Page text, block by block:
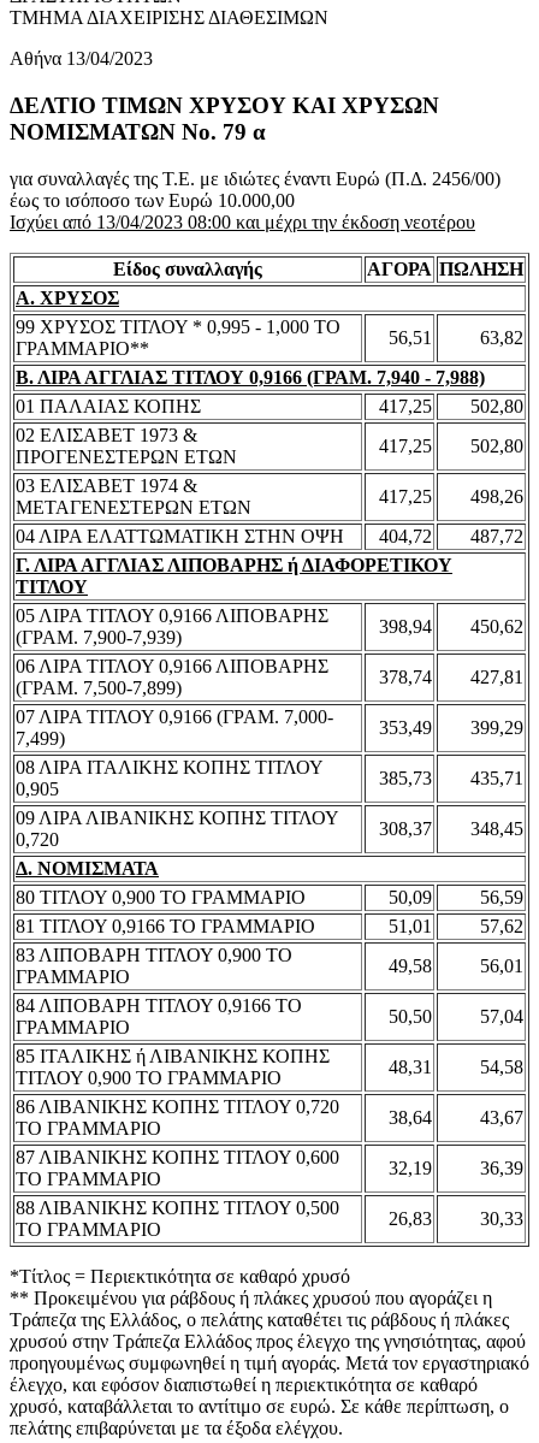
ΤΜΗΜΑ ΔΙΑΧΕΙΡΙΣΗΣ ΔΙΑΘΕΣΙΜΩΝ
Αθήνα 13/04/2023
ΔΕΛΤΙΟ ΤΙΜΩΝ ΧΡΥΣΟΥ ΚΑΙ ΧΡΥΣΩΝ
ΝΟΜΙΣΜΑΤΩΝ No. 79 α
για συναλλαγές της Τ.Ε. με ιδιώτες έναντι Ευρώ (Π.Δ. 2456/00)
έως το ισόποσο των Ευρώ 10.000,00
Ισχύει από 13/04/2023 08:00 και μέχρι την έκδοση νεοτέρου
Είδος συναλλαγής ΑΓΟΡΑ ΠΩΛΗΣΗ
Α. ΧΡΥΣΟΣ
99 ΧΡΥΣΟΣ ΤΙΤΛΟΥ * 0,995 - 1,000 ΤΟ
ΓΡΑΜΜΑΡΙΟ**
56,51
63,82
Β. ΛΙΡΑ ΑΓΓΛΙΑΣ ΤΙΤΛΟΥ 0,9166 (ΓΡΑΜ. 7,940 - 7,988)
01 ΠΑΛΑΙΑΣ ΚΟΠΗΣ
417,25
502,80
02 ΕΛΙΣΑΒΕΤ 1973 &
ΠΡΟΓΕΝΕΣΤΕΡΩΝ ΕΤΩΝ
417,25
502,80
03 ΕΛΙΣΑΒΕΤ 1974 &
ΜΕΤΑΓΕΝΕΣΤΕΡΩΝ ΕΤΩΝ
417,25
498,26
04 ΛΙΡΑ ΕΛΑΤΤΩΜΑΤΙΚΗ ΣΤΗΝ ΟΨΗ
404,72
487,72
Γ. ΛΙΡΑ ΑΓΓΛΙΑΣ ΛΙΠΟΒΑΡΗΣ ή ΔΙΑΦΟΡΕΤΙΚΟΥ
ΤΙΤΛΟΥ
05 ΛΙΡΑ ΤΙΤΛΟΥ 0,9166 ΛΙΠΟΒΑΡΗΣ
(ΓΡΑΜ. 7,900-7,939)
398,94
450,62
06 ΛΙΡΑ ΤΙΤΛΟΥ 0,9166 ΛΙΠΟΒΑΡΗΣ
(ΓΡΑΜ. 7,500-7,899)
378,74
427,81
07 ΛΙΡΑ ΤΙΤΛΟΥ 0,9166 (ΓΡΑΜ. 7,000-
7,499)
353,49
399,29
08 ΛΙΡΑ ΙΤΑΛΙΚΗΣ ΚΟΠΗΣ ΤΙΤΛΟΥ
0,905
385,73
435,71
09 ΛΙΡΑ ΛΙΒΑΝΙΚΗΣ ΚΟΠΗΣ ΤΙΤΛΟΥ
0,720
308,37
348,45
Δ. ΝΟΜΙΣΜΑΤΑ
80 ΤΙΤΛΟΥ 0,900 ΤΟ ΓΡΑΜΜΑΡΙΟ
50,09
56,59
81 ΤΙΤΛΟΥ 0,9166 ΤΟ ΓΡΑΜΜΑΡΙΟ
51,01
57,62
83 ΛΙΠΟΒΑΡΗ ΤΙΤΛΟΥ 0,900 ΤΟ
ΓΡΑΜΜΑΡΙΟ
49,58
56,01
84 ΛΙΠΟΒΑΡΗ ΤΙΤΛΟΥ 0,9166 ΤΟ
ΓΡΑΜΜΑΡΙΟ
50,50
57,04
85 ΙΤΑΛΙΚΗΣ ή ΛΙΒΑΝΙΚΗΣ ΚΟΠΗΣ
ΤΙΤΛΟΥ 0,900 ΤΟ ΓΡΑΜΜΑΡΙΟ
48,31
54,58
86 ΛΙΒΑΝΙΚΗΣ ΚΟΠΗΣ ΤΙΤΛΟΥ 0,720
ΤΟ ΓΡΑΜΜΑΡΙΟ
38,64
43,67
87 ΛΙΒΑΝΙΚΗΣ ΚΟΠΗΣ ΤΙΤΛΟΥ 0,600
ΤΟ ΓΡΑΜΜΑΡΙΟ
32,19
36,39
88 ΛΙΒΑΝΙΚΗΣ ΚΟΠΗΣ ΤΙΤΛΟΥ 0,500
ΤΟ ΓΡΑΜΜΑΡΙΟ
26,83 30,33
*Τίτλος = Περιεκτικότητα σε καθαρό χρυσό
** Προκειμένου για ράβδους ή πλάκες χρυσού που αγοράζει η
Τράπεζα της Ελλάδος, ο πελάτης καταθέτει τις ράβδους ή πλάκες
χρυσού στην Τράπεζα Ελλάδος προς έλεγχο της γνησιότητας, αφού
προηγουμένως συμφωνηθεί η τιμή αγοράς. Μετά τον εργαστηριακό
έλεγχο, και εφόσον διαπιστωθεί η περιεκτικότητα σε καθαρό
χρυσό, καταβάλλεται το αντίτιμο σε ευρώ. Σε κάθε περίπτωση, ο
πελάτης επιβαρύνεται με τα έξοδα ελέγχου.